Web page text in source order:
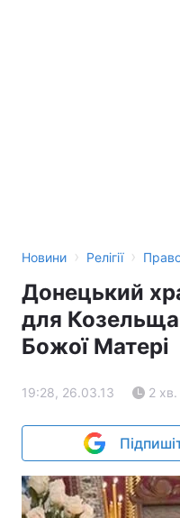
Новини › Релігії ›
Донецький
для
Божої Матері
19:28, 26.03.13 2 хв.